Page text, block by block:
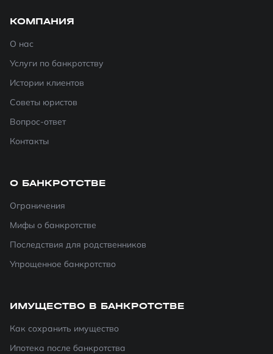
КОМПАНИЯ
О нас
Услуги по банкротству
Истории клиентов
Советы юристов
Вопрос-ответ
Контакты
О БАНКРОТСТВЕ
Ограничения
Мифы о банкротстве
Последствия для родственников
Упрощенное банкротство
ИМУЩЕСТВО В БАНКРОТСТВЕ
Как сохранить имущество
Ипотека после банкротства